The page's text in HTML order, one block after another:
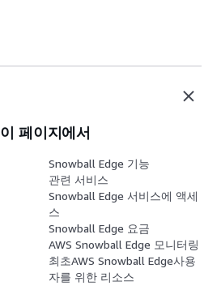
이 페이지에서
Snowball Edge 기능
관련 서비스
Snowball Edge 서비스에 액세
스
Snowball Edge 요금
AWS Snowball Edge 모니터링
최초AWS Snowball Edge사용
자를 위한 리소스